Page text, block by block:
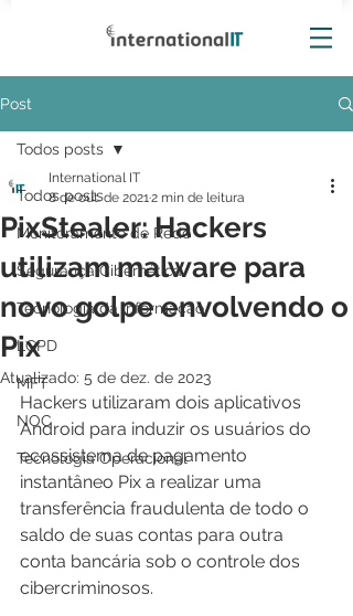
Post
Todos posts
Monitoramento de Rede
Segurança Cibernética
Tecnologia da Informação
LGPD
MFT
NOC
Tecnologia Operacional
Todos posts
PixStealer: Hackers
utilizam malware para
novo golpe envolvendo o
Pix
International IT
8 de out. de 20212 min de leitura
Atualizado: 5 de dez. de 2023
Hackers utilizaram dois aplicativos
Android para induzir os usuários do
ecossistema de pagamento
instantâneo Pix a realizar uma
transferência fraudulenta de todo o
saldo de suas contas para outra
conta bancária sob o controle dos
cibercriminosos.